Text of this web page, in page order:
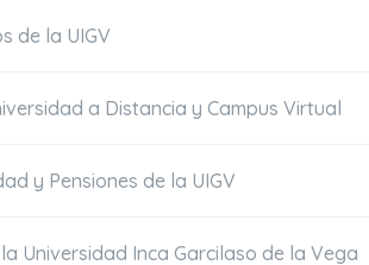
de la UIGV
a Distancia y Campus Virtual
y Pensiones de la UIGV
Universidad Inca Garcilaso de la Vega